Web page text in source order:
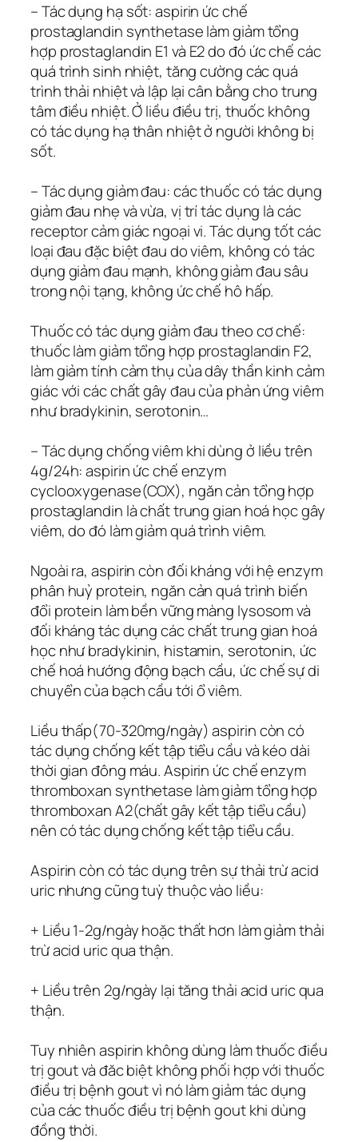
– Tác dụng hạ sốt: aspirin ức chế
prostaglandin synthetase làm giảm tổng
hợp prostaglandin E1 và E2 do đó ức chế các
quá trình sinh nhiệt, tăng cường các quá
trình thải nhiệt và lập lại cân bằng cho trung
tâm điều nhiệt. Ở liều điều trị, thuốc không
có tác dụng hạ thân nhiệt ở người không bị
sốt.
– Tác dụng giảm đau: các thuốc có tác dụng
giảm đau nhẹ và vừa, vị trí tác dụng là các
receptor cảm giác ngoại vi. Tác dụng tốt các
loại đau đặc biệt đau do viêm, không có tác
dụng giảm đau mạnh, không giảm đau sâu
trong nội tạng, không ức chế hô hấp.
Thuốc có tác dụng giảm đau theo cơ chế:
thuốc làm giảm tổng hợp prostaglandin F2,
làm giảm tính cảm thụ của dây thần kinh cảm
giác với các chất gây đau của phản ứng viêm
như bradykinin, serotonin…
– Tác dụng chống viêm khi dùng ở liều trên
4g/24h: aspirin ức chế enzym
cyclooxygenase(COX), ngăn cản tổng hợp
prostaglandin là chất trung gian hoá học gây
viêm, do đó làm giảm quá trình viêm.
Ngoài ra, aspirin còn đối kháng với hệ enzym
phân huỷ protein, ngăn cản quá trình biến
đổi protein làm bền vững màng lysosom và
đối kháng tác dụng các chất trung gian hoá
học như bradykinin, histamin, serotonin, ức
chế hoá hướng động bạch cầu, ức chế sự di
chuyển của bạch cầu tới ổ viêm.
Liều thấp(70-320mg/ngày) aspirin còn có
tác dụng chống kết tập tiểu cầu và kéo dài
thời gian đông máu. Aspirin ức chế enzym
thromboxan synthetase làm giảm tổng hợp
thromboxan A2(chất gây kết tập tiểu cầu)
nên có tác dụng chống kết tập tiểu cầu.
Aspirin còn có tác dụng trên sự thải trừ acid
uric nhưng cũng tuỳ thuộc vào liều:
+ Liều 1-2g/ngày hoặc thất hơn làm giảm thải
trừ acid uric qua thận.
+ Liều trên 2g/ngày lại tăng thải acid uric qua
thận.
Tuy nhiên aspirin không dùng làm thuốc điều
trị gout và đăc biệt không phối hợp với thuốc
điều trị bệnh gout vì nó làm giảm tác dụng
của các thuốc điều trị bệnh gout khi dùng
đồng thời.